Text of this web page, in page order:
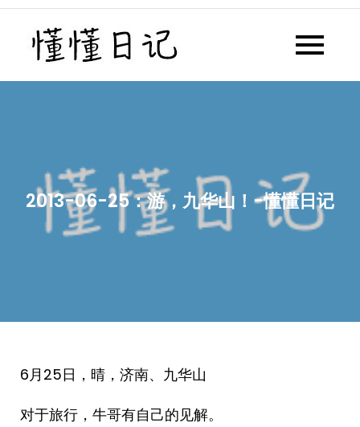
Skip
content
懂懂日记网每天同步更新懂懂学
2013-06-25：游，九华山！-懂懂日记
6月25日，晴，济南、九华山
对于旅行，牛哥有自己的见解。